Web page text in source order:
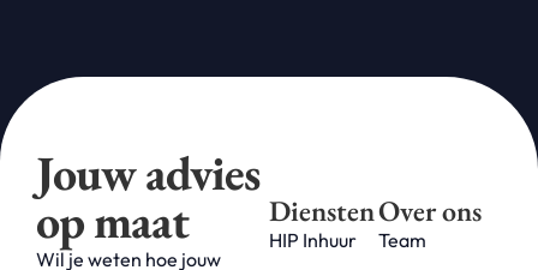
Jouw advies
op maat
Wil je weten hoe jouw
Diensten
HIP Inhuur
Over ons
Team